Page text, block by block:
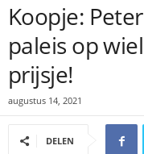
Koopje:
paleis op
prijsje!
augustus 14, 2021
DELEN